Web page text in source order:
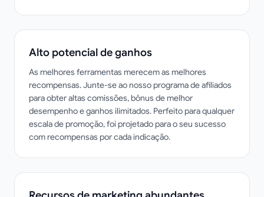
Alto potencial de ganhos
As melhores ferramentas merecem as melhores
recompensas. Junte-se ao nosso programa de afiliados
para obter altas comissões, bônus de melhor
desempenho e ganhos ilimitados. Perfeito para qualquer
escala de promoção, foi projetado para o seu sucesso
com recompensas por cada indicação.